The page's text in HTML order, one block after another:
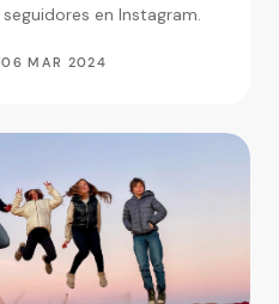
en Instagram.
06 MAR 2024